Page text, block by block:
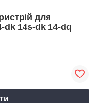
для
dk 14s-dk 14-dq